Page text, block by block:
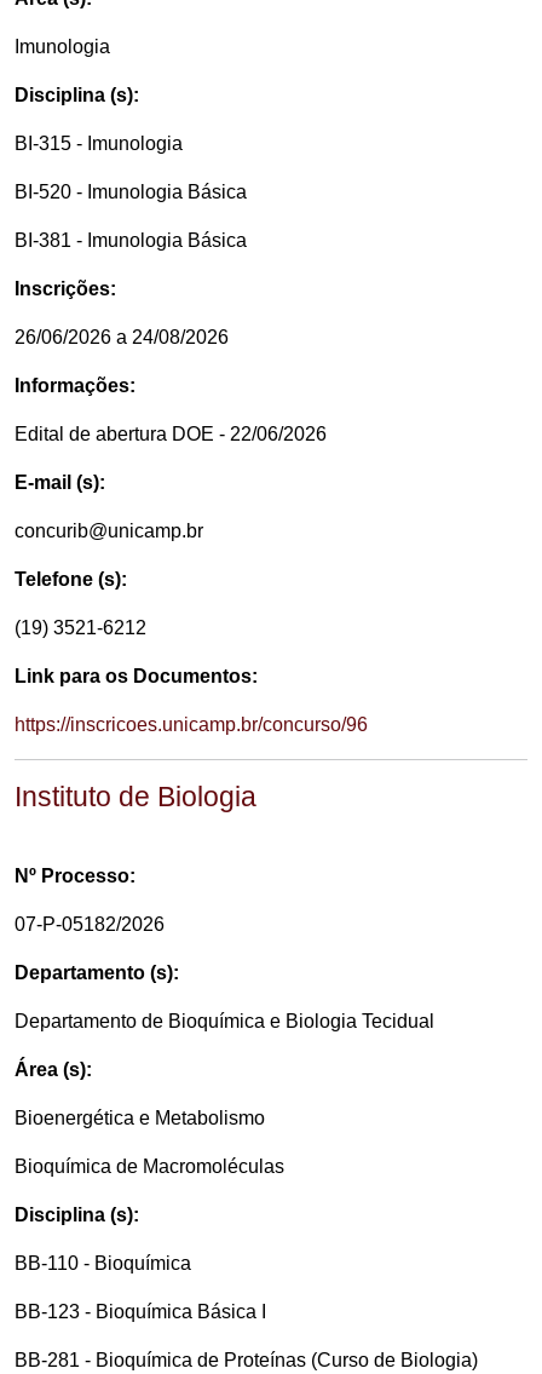
Imunologia
Disciplina (s):
BI-315 - Imunologia
BI-520 - Imunologia Básica
BI-381 - Imunologia Básica
Inscrições:
26/06/2026 a 24/08/2026
Informações:
Edital de abertura DOE - 22/06/2026
E-mail (s):
concurib@unicamp.br
Telefone (s):
(19) 3521-6212
Link para os Documentos:
https://inscricoes.unicamp.br/concurso/96
Instituto de Biologia
Nº Processo:
07-P-05182/2026
Departamento (s):
Departamento de Bioquímica e Biologia Tecidual
Área (s):
Bioenergética e Metabolismo
Bioquímica de Macromoléculas
Disciplina (s):
BB-110 - Bioquímica
BB-123 - Bioquímica Básica I
BB-281 - Bioquímica de Proteínas (Curso de Biologia)